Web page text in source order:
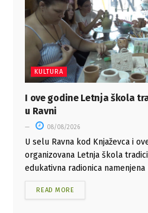
KULTURA
I ove godine Letnja škola
u Ravni
08/08/2026
U selu Ravna kod Knjaževca i
organizovana Letnja škola
edukativna radionica namenjena
READ MORE